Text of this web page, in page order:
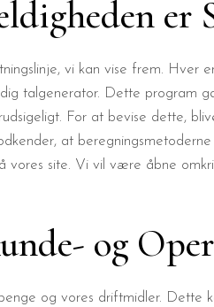
er
vi kan vise frem. Hver
talgenerator. Dette program
For at bevise dette,
at
site. Vi vil være åbne
og
og vores driftmidler. Dette